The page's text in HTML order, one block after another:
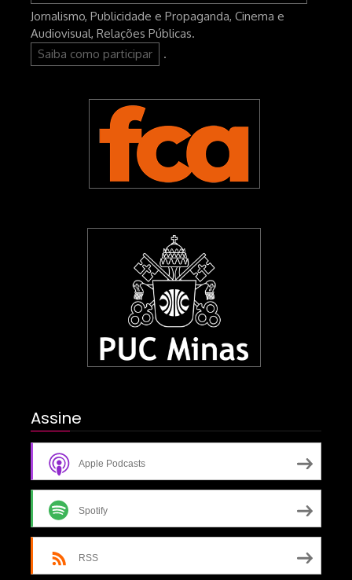
Jornalismo, Publicidade e Propaganda, Cinema e
Audiovisual, Relações Públicas.
Saiba como participar
.
Assine
Apple Podcasts
Spotify
RSS